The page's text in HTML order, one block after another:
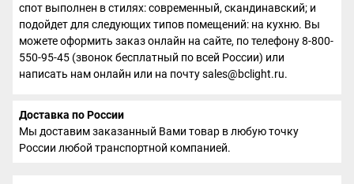
спот выполнен в стилях: современный, скандинавский; и
подойдет для следующих типов помещений: на кухню. Вы
можете оформить заказ онлайн на сайте, по телефону 8-800-
550-95-45 (звонок бесплатный по всей России) или
написать нам онлайн или на почту sales@bclight.ru.
Доставка по России
Мы доставим заказанный Вами товар в любую точку
России любой транспортной компанией.